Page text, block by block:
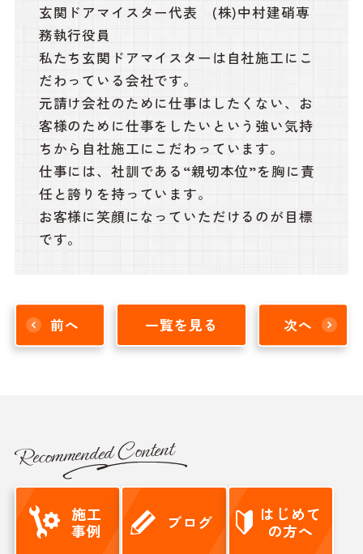
玄関ドアマイスター代表 (株)中村建硝専
務執行役員
私たち玄関ドアマイスターは自社施工にこ
だわっている会社です。
元請け会社のために仕事はしたくない、お
客様のために仕事をしたいという強い気持
ちから自社施工にこだわっています。
仕事には、社訓である“親切本位”を胸に責
任と誇りを持っています。
お客様に笑顔になっていただけるのが目標
です。
前へ 一覧を見る 次へ
Recommended Content
施工
事例
ブログ
はじめて
の方へ